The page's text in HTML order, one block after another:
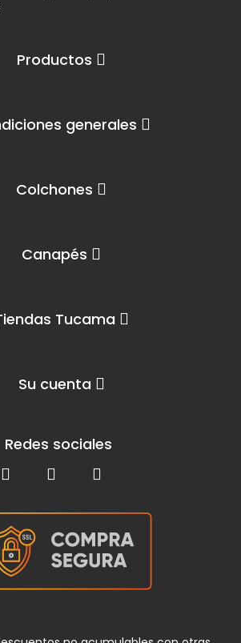
Productos
generales
Colchones
Canapés
Tucama
Su cuenta
Redes sociales